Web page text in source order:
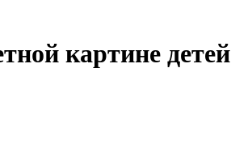
картине детей